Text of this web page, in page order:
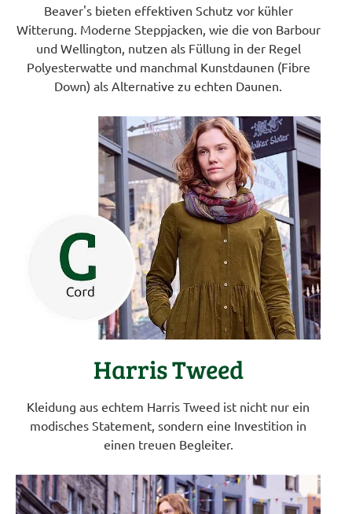
Beaver's bieten effektiven Schutz vor kühler
Witterung. Moderne Steppjacken, wie die von Barbour
und Wellington, nutzen als Füllung in der Regel
Polyesterwatte und manchmal Kunstdaunen (Fibre
Down) als Alternative zu echten Daunen.
Harris Tweed
Kleidung aus echtem Harris Tweed ist nicht nur ein
modisches Statement, sondern eine Investition in
einen treuen Begleiter.